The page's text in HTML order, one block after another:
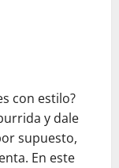
con estilo?
y dale
supuesto,
En este